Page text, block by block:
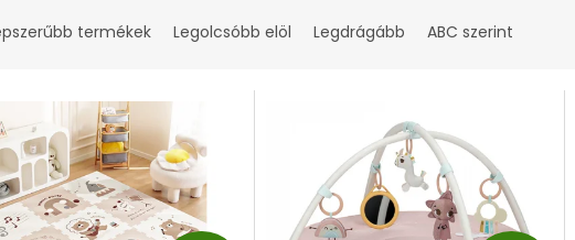
termékek Legolcsóbb elöl Legdrágább ABC szerint